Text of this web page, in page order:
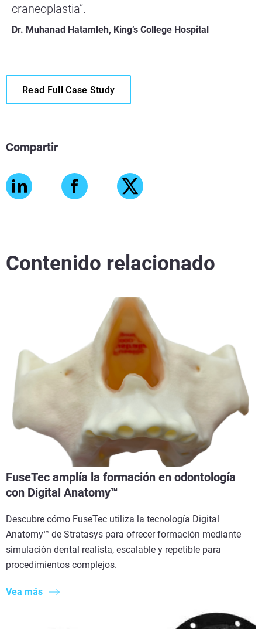
Compartir
craneoplastia”.
Dr. Muhanad Hatamleh, King’s College Hospital
Read Full Case Study
Contenido relacionado
FuseTec amplía la formación en odontología
con Digital Anatomy™
Descubre cómo FuseTec utiliza la tecnología Digital
Anatomy™ de Stratasys para ofrecer formación mediante
simulación dental realista, escalable y repetible para
procedimientos complejos.
Vea más